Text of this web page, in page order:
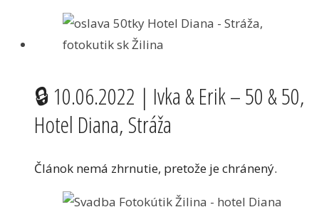
🔒 10.06.2022 | Ivka & Erik – 50 & 50,
Hotel Diana, Stráža
Článok nemá zhrnutie, pretože je chránený.